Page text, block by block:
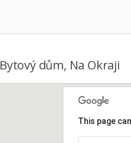
Bytový dům, Na Okraji
This page